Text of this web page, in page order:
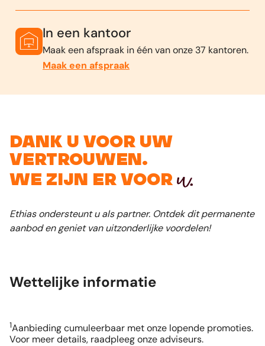
In een kantoor
Maak een afspraak in één van onze 37 kantoren.
Maak een afspraak
Dank u voor uw
vertrouwen.
We zijn er voor u.
Ethias ondersteunt u als partner. Ontdek dit permanente
aanbod en geniet van uitzonderlijke voordelen!
Wettelijke informatie
1Aanbieding cumuleerbaar met onze lopende promoties.
Voor meer details, raadpleeg onze adviseurs.